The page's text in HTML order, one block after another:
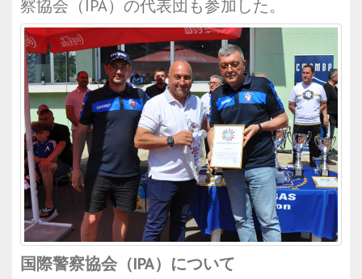
察協会（IPA）の代表団も参加した。
国際警察協会（IPA）について